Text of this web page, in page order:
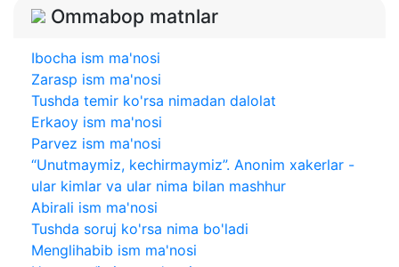
Ommabop matnlar
Ibocha ism ma'nosi
Zarasp ism ma'nosi
Tushda temir ko'rsa nimadan dalolat
Erkaoy ism ma'nosi
Parvez ism ma'nosi
“Unutmaymiz, kechirmaymiz”. Anonim xakerlar -
ular kimlar va ular nima bilan mashhur
Abirali ism ma'nosi
Tushda soruj ko'rsa nima bo'ladi
Menglihabib ism ma'nosi